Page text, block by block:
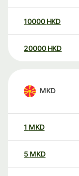
10000 HKD
20000 HKD
MKD
1 MKD
5 MKD